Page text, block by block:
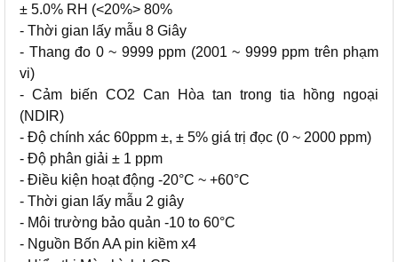
± 5.0% RH (<20%> 80%
- Thời gian lấy mẫu 8 Giây
- Thang đo 0 ~ 9999 ppm (2001 ~ 9999 ppm trên phạm
vi)
- Cảm biến CO2 Can Hòa tan trong tia hồng ngoại
(NDIR)
- Độ chính xác 60ppm ±, ± 5% giá trị đọc (0 ~ 2000 ppm)
- Độ phân giải ± 1 ppm
- Điều kiện hoạt động -20°C ~ +60°C
- Thời gian lấy mẫu 2 giây
- Môi trường bảo quản -10 to 60°C
- Nguồn Bốn AA pin kiềm x4